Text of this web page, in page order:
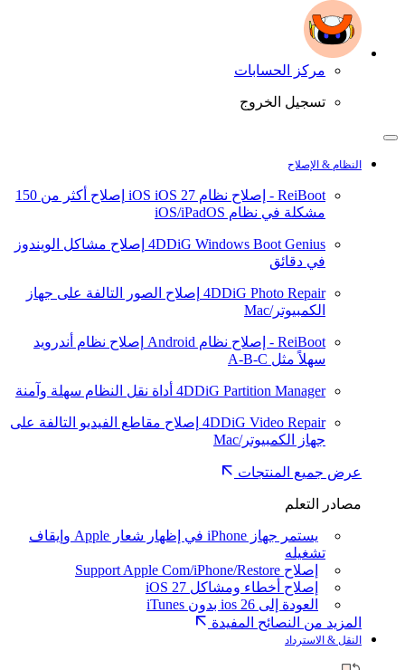
مركز الحسابات
تسجيل الخروج
النظام & الإصلاح
ReiBoot - إصلاح نظام iOS iOS 27
إصلاح أكثر من 150
مشكلة في نظام iOS/iPadOS
4DDiG Windows Boot Genius إصلاح مشاكل الويندوز
في دقائق
4DDiG Photo Repair إصلاح الصور التالفة على جهاز
الكمبيوتر/Mac
ReiBoot - إصلاح نظام Android
إصلاح نظام أندرويد
سهلاً مثل A-B-C
4DDiG Partition Manager أداة نقل النظام سهلة وآمنة
4DDiG Video Repair إصلاح مقاطع الفيديو التالفة على
جهاز الكمبيوتر/Mac
عرض جميع المنتجات
مصادر التعلم
يستمر جهاز iPhone في إظهار شعار Apple وإيقاف
تشغيله
إصلاح Support Apple Com/iPhone/Restore
إصلاح أخطاء ومشاكل iOS 27
العودة إلى ios 26 بدون iTunes
المزيد من النصائح المفيدة
النقل & الاسترداد